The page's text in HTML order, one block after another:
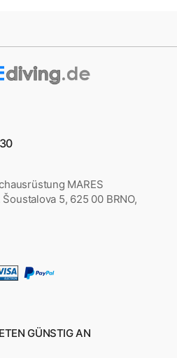
MARES
5, 625 00 BRNO,
GÜNSTIG AN